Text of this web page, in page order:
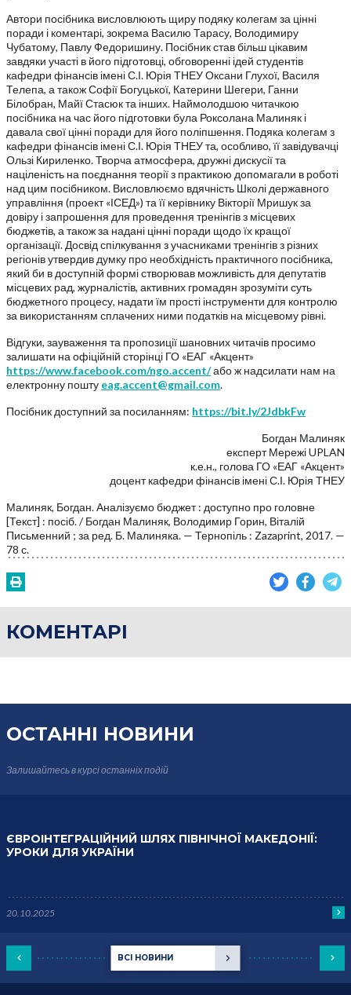
Автори посібника висловлюють щиру подяку колегам за цінні
поради і коментарі, зокрема Василю Тарасу, Володимиру
Чубатому, Павлу Федоришину. Посібник став більш цікавим
завдяки участі в його підготовці, обговоренні ідей студентів
кафедри фінансів імені С.І. Юрія ТНЕУ Оксани Глухої, Василя
Телепа, а також Софії Богуцької, Катерини Шегери, Ганни
Білобран, Майї Стасюк та інших. Наймолодшою читачкою
посібника на час його підготовки була Роксолана Малиняк і
давала свої цінні поради для його поліпшення. Подяка колегам з
кафедри фінансів імені С.І. Юрія ТНЕУ та, особливо, її завідувачці
Ользі Кириленко. Творча атмосфера, дружні дискусії та
націленість на поєднання теорії з практикою допомагали в роботі
над цим посібником. Висловлюємо вдячність Школі державного
управління (проект «ІСЕД») та її керівнику Вікторії Мришук за
довіру і запрошення для проведення тренінгів з місцевих
бюджетів, а також за надані цінні поради щодо їх кращої
організації. Досвід спілкування з учасниками тренінгів з різних
регіонів утвердив думку про необхідність практичного посібника,
який би в доступній формі створював можливість для депутатів
місцевих рад, журналістів, активних громадян зрозуміти суть
бюджетного процесу, надати їм прості інструменти для контролю
за використанням сплачених ними податків на місцевому рівні.
Відгуки, зауваження та пропозиції шановних читачів просимо
залишати на офіційній сторінці ГО «ЕАГ «Акцент»
https://www.facebook.com/ngo.accent/або ж надсилати нам на
електронну пошту eag.accent@gmail.com.
Посібник доступний за посиланням: https://bit.ly/2JdbkFw
Богдан Малиняк
експерт Мережі UPLAN
к.е.н., голова ГО «ЕАГ «Акцент»
доцент кафедри фінансів імені С.І. Юрія ТНЕУ
Малиняк, Богдан. Аналізуємо бюджет : доступно про головне
[Текст] : посіб. / Богдан Малиняк, Володимир Горин, Віталій
Письменний ; за ред. Б. Малиняка. — Тернопіль : Zazaprint, 2017. —
78 с.
КОМЕНТАРІ
ОСТАННІ НОВИНИ
Залишайтесь в курсіостанніх подій
ВСІ НОВИНИ
ЄВРОІНТЕГРАЦІЙНИЙ ШЛЯХ ПІВНІЧНОЇ МАКЕДОНІЇ:
УРОКИ ДЛЯ УКРАЇНИ
20.10.2025